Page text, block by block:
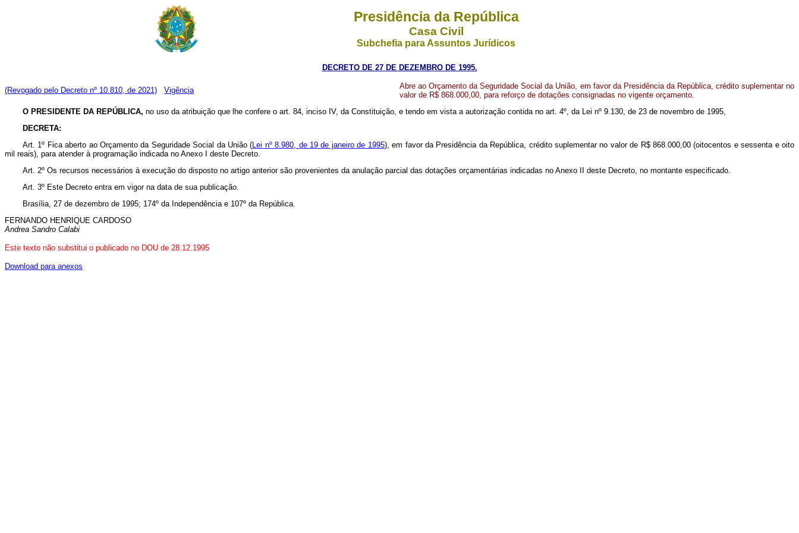
Presidência da República
Casa Civil
Subchefia para Assuntos Jurídicos
DECRETO DE 27 DE DEZEMBRO DE 1995.
(Revogado pelo Decreto nº 10.810, de 2021) Vigência
Abre ao Orçamento da Seguridade Social da União, em favor da Presidência da República, crédito suplementar no
valor de R$ 868.000,00, para reforço de dotações consignadas no vigente orçamento.
O PRESIDENTE DA REPÚBLICA, no uso da atribuição que lhe confere o art. 84, inciso IV, da Constituição, e tendo em vista a autorização contida no art. 4º, da Lei nº 9.130, de 23 de novembro de 1995,
DECRETA:
Art. 1º Fica aberto ao Orçamento da Seguridade Social da União (Lei nº 8.980, de 19 de janeiro de 1995), em favor da Presidência da República, crédito suplementar no valor de R$ 868.000,00 (oitocentos e sessenta e oito
mil reais), para atender à programação indicada no Anexo I deste Decreto.
Art. 2º Os recursos necessários à execução do disposto no artigo anterior são provenientes da anulação parcial das dotações orçamentárias indicadas no Anexo II deste Decreto, no montante especificado.
Art. 3º Este Decreto entra em vigor na data de sua publicação.
Brasília, 27 de dezembro de 1995; 174º da Independência e 107º da República.
FERNANDO HENRIQUE CARDOSO
Andrea Sandro Calabi
Este texto não substitui o publicado no DOU de 28.12.1995
Download para anexos